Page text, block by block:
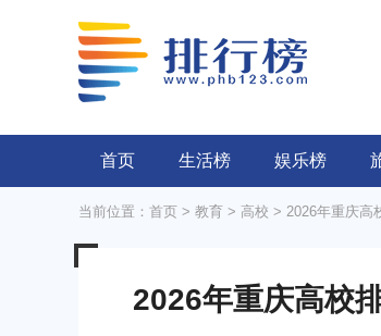
首页 生活榜 娱乐榜
当前位置： 首页 > 教育 > 高校 > 2026年重庆高
2026年重庆高校